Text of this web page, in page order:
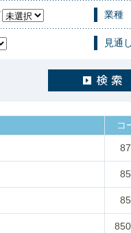
業種
見通
コ